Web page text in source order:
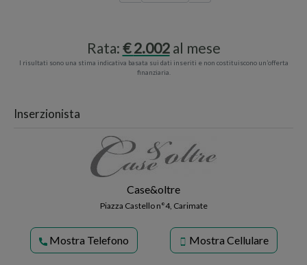
Rata: 2.002al mese
I risultati sono una stima indicativa basata sui dati inseriti e non costituiscono un’offerta
finanziaria.
Inserzionista
Case&oltre
Piazza Castello n°4, Carimate
Mostra Telefono Mostra Cellulare